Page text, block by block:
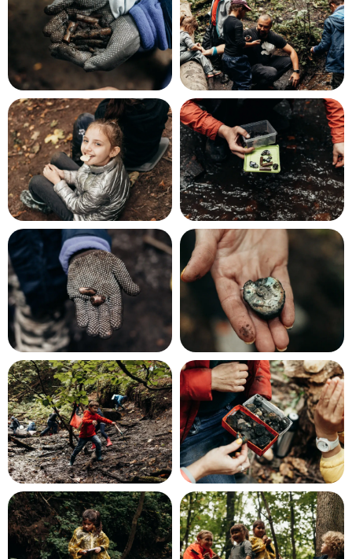
Наши походы подходят для любого
уровня.
Дополнительной подготовки не требуется.